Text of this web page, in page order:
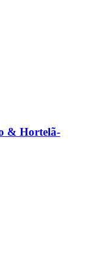
& Hortelã-​